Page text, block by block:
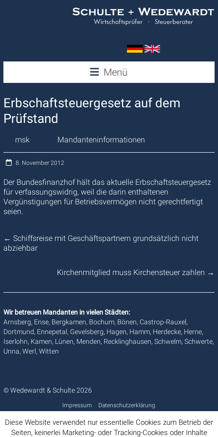
Wedewardt
&
Schulte
Menü
Erbschaftsteuergesetz auf dem
Prüfstand
msk Mandanteninformationen
8. November 2012
Der Bundesfinanzhof hält das aktuelle Erbschaftsteuergesetz
für verfassungswidrig, weil die darin enthaltenen
Vergünstigungen für Betriebsvermögen nicht gerechtfertigt
seien.
← Schiffsreise mit Geschäftspartnern grundsätzlich nicht
abziehbar
Kirchenmitglied muss Kirchensteuer zahlen →
Wir betreuen Mandanten in vielen Städten:
Arnsberg, Ense, Bergkamen, Bochum, Bönen, Castrop-Rauxel,
Dortmund, Ennepetal, Gevelsberg, Hagen, Hamm, Herdecke, Herne,
Iserlohn, Kamen, Lünen, Menden, Recklinghausen, Schwelm, Schwerte,
Unna, Werl, Witten
© Wedewardt & Schulte 2026
Impressum Datenschutzerklärung
Diese Website verwendet nur essentielle Cookies zum Betrieb der
Seiten, keinerlei Marketing- oder Tracking-Cookies oder Inhalte